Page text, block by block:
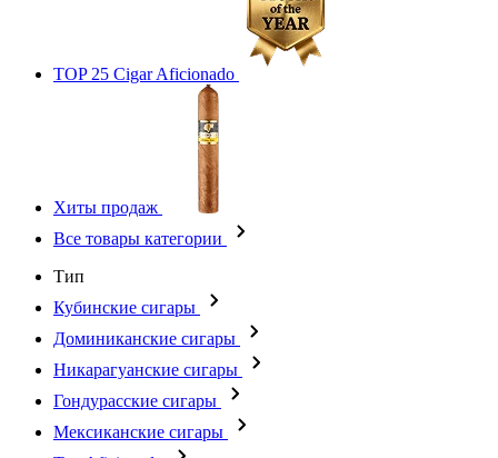
TOP 25 Cigar Aficionado
Хиты продаж
Все товары категории
Тип
Кубинские сигары
Доминиканские сигары
Никарагуанские сигары
Гондурасские сигары
Мексиканские сигары